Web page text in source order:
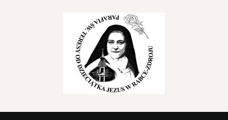
content